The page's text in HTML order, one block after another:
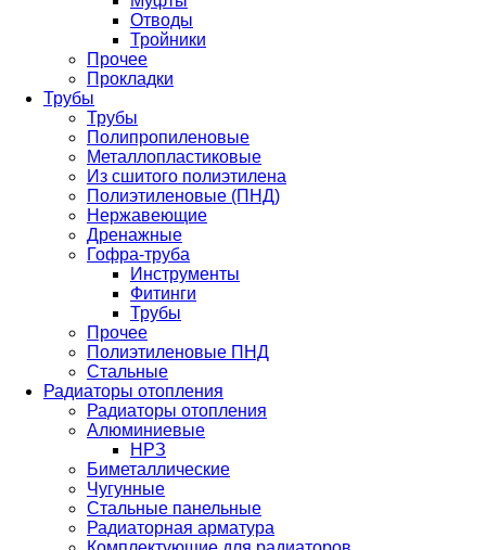
Отводы
Тройники
Прочее
Прокладки
Трубы
Трубы
Полипропиленовые
Металлопластиковые
Из сшитого полиэтилена
Полиэтиленовые (ПНД)
Нержавеющие
Дренажные
Гофра-труба
Инструменты
Фитинги
Трубы
Прочее
Полиэтиленовые ПНД
Стальные
Радиаторы отопления
Радиаторы отопления
Алюминиевые
НРЗ
Биметаллические
Чугунные
Стальные панельные
Радиаторная арматура